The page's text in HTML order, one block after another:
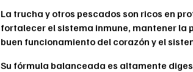
La trucha y otros pescados son ricos en
fortalecer el sistema inmune, mantener la
buen funcionamiento del corazón y el
Su fórmula balanceada es altamente